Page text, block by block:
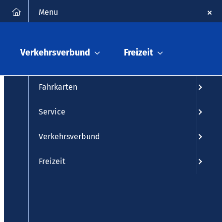
FAQ Kontakt
Verkehrsverbund Freizeit
Menu
Fahrkarten
Service
Verkehrsverbund
Freizeit